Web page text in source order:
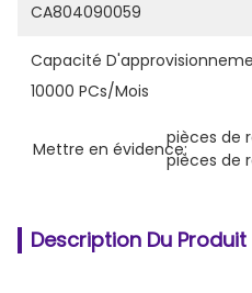
CA804090059
Capacité
10000 PCs/mois
Mettre en évidence:
pièces de
pièces de
Description Du Produit